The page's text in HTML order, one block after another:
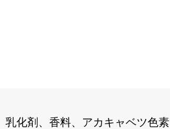
化剤、香料、アカキャベツ色素